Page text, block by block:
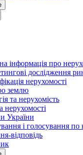
інформація про
дослідження
нерухомості
землю
та нерухомість
нерухомості
України
і голосування по
відповідь